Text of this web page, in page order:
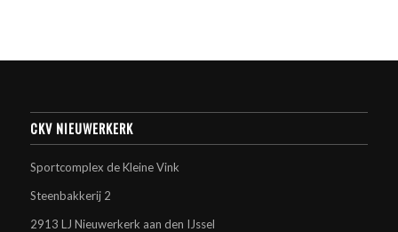
CKV NIEUWERKERK
Sportcomplex de Kleine Vink
Steenbakkerij 2
2913 LJ Nieuwerkerk aan den IJssel